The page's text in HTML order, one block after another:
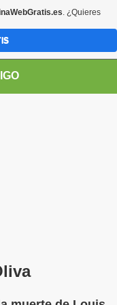
Català y
. ¿Quieres